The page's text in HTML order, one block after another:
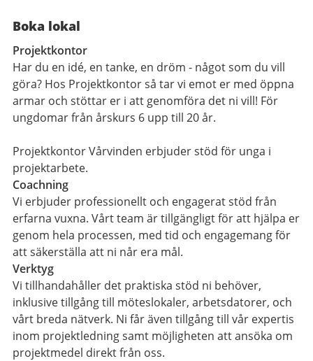
Boka lokal
Projektkontor
Har du en idé, en tanke, en dröm - något som du vill
göra? Hos Projektkontor så tar vi emot er med öppna
armar och stöttar er i att genomföra det ni vill! För
ungdomar från årskurs 6 upp till 20 år.
Projektkontor Vårvinden erbjuder stöd för unga i
projektarbete.
Coachning
Vi erbjuder professionellt och engagerat stöd från
erfarna vuxna. Vårt team är tillgängligt för att hjälpa er
genom hela processen, med tid och engagemang för
att säkerställa att ni når era mål.
Verktyg
Vi tillhandahåller det praktiska stöd ni behöver,
inklusive tillgång till möteslokaler, arbetsdatorer, och
vårt breda nätverk. Ni får även tillgång till vår expertis
inom projektledning samt möjligheten att ansöka om
projektmedel direkt från oss.